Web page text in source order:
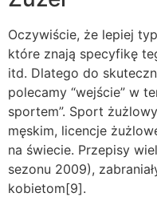
Oczywiście, że lepiej
które znają specyfikę
itd. Dlatego do
polecamy “wejście” w
sportem”. Sport
męskim, licencje
na świecie. Przepisy
sezonu 2009),
kobietom[9].